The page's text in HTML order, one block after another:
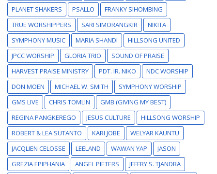
PLANET SHAKERS
PSALLO
FRANKY SIHOMBING
TRUE WORSHIPPERS
SARI SIMORANGKIR
NIKITA
SYMPHONY MUSIC
MARIA SHANDI
HILLSONG UNITED
JPCC WORSHIP
GLORIA TRIO
SOUND OF PRAISE
HARVEST PRAISE MINISTRY
PDT. IR. NIKO
NDC WORSHIP
DON MOEN
MICHAEL W. SMITH
SYMPHONY WORSHIP
GMS LIVE
CHRIS TOMLIN
GMB (GIVING MY BEST)
REGINA PANGKEREGO
JESUS CULTURE
HILLSONG WORSHIP
ROBERT & LEA SUTANTO
KARI JOBE
WELYAR KAUNTU
JACQLIEN CELOSSE
LEELAND WAWAN YAP
JASON
GREZIA EPIPHANIA
ANGEL PIETERS
JEFFRY S. TJANDRA